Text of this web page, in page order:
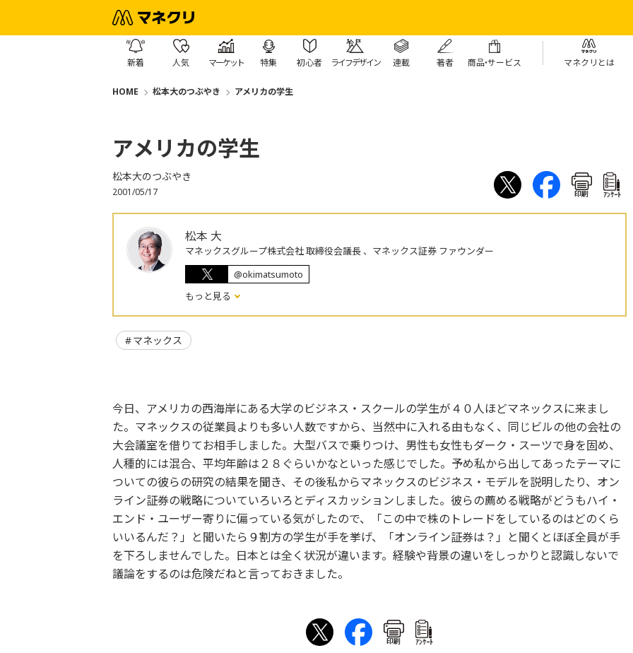
新着 人気 マーケット 特集 初心者 ライフデザイン 連載 著者 商品・サービス マネクリとは
HOME 松本大のつぶやき アメリカの学生
アメリカの学生
松本大のつぶやき
2001/05/17 印刷 ｱﾝｹｰﾄ
松本 大
マネックスグループ株式会社 取締役会議長 、マネックス証券 ファウンダー
@okimatsumoto
もっと見る
マネックス
今日、アメリカの西海岸にある大学のビジネス・スクールの学生が４０人ほどマネックスに来まし
た。マネックスの従業員よりも多い人数ですから、当然中に入れる由もなく、同じビルの他の会社の
大会議室を借りてお相手しました。大型バスで乗りつけ、男性も女性もダーク・スーツで身を固め、
人種的には混合、平均年齢は２８ぐらいかなといった感じでした。予め私から出してあったテーマに
ついての彼らの研究の結果を聞き、その後私からマネックスのビジネス・モデルを説明したり、オン
ライン証券の戦略についていろいろとディスカッションしました。彼らの薦める戦略がどうもハイ・
エンド・ユーザー寄りに偏っている気がしたので、「この中で株のトレードをしているのはどのくら
いいるんだ？」と聞いたら９割方の学生が手を挙げ、「オンライン証券は？」と聞くとほぼ全員が手
を下ろしませんでした。日本とは全く状況が違います。経験や背景の違いをしっかりと認識しないで
議論をするのは危険だねと言っておきました。
印刷 ｱﾝｹｰﾄ